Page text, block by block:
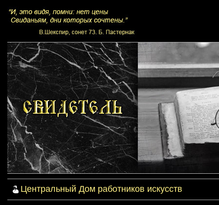
Центральный Дом работников искусств